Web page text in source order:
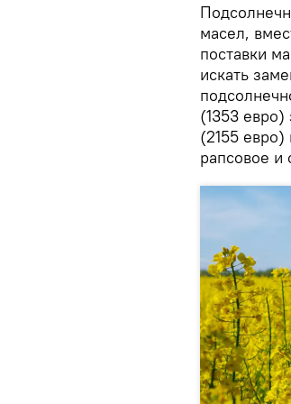
масел,
поставки
искать
(1353
(2155
рапсовое и